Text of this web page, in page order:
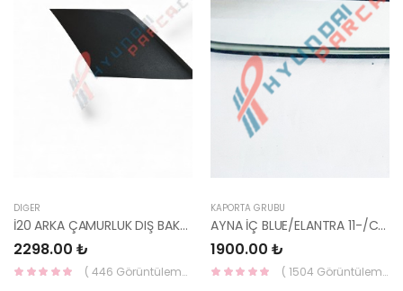
DIĞER
İ20 ARKA ÇAMURLUK DIŞ BAKALİTİ SOL 2015- ( PARLAK SİYAH ) 87360-C8000-YS
2298.00 ₺
( 446 Görüntüleme )
KAPORTA GRUBU
AYNA İÇ BLUE/ELANTRA 11-/CEED 10-/RİO 12-/SPORTAGE 11- 85101-3X100-HMC
1900.00 ₺
( 1504 Görüntüleme )